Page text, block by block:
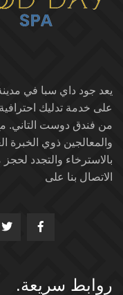
يعد جود داي سبا في
على خدمة تدليك
من فندق دوست التاني.
والمعالجين ذوي الخبرة
بالاسترخاء والتجدد
الاتصال بنا على
روابط سريعة.